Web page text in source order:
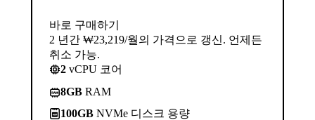
바로 구매하기
2 년간 ₩23,219/월의 가격으로 갱신. 언제든
취소 가능.
2 vCPU 코어
8GB RAM
100GB NVMe 디스크 용량